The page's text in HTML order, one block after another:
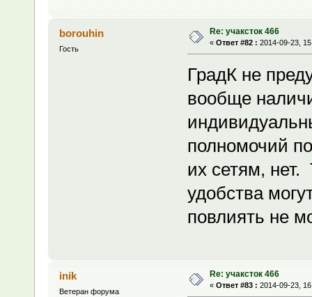
borouhin
Гость
Re: учаксток 466
« Ответ #82 : 2014-09-23,
ГрадК не
вообще
полномочий
их сетям, нет.
удобства
повлиять не
inik
Ветеран форума
Re: учаксток 466
« Ответ #83 : 2014-09-23,